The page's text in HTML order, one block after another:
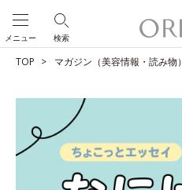
検索
メニュー
TOP マガジン（美容情報・読み物）